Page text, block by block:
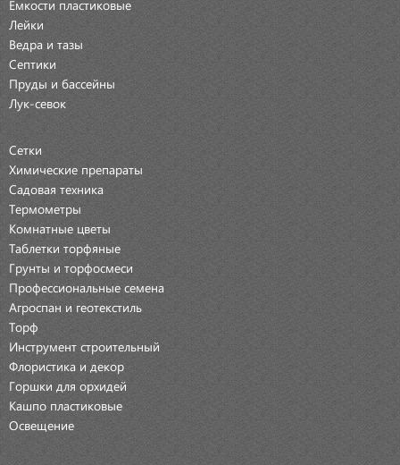
Емкости пластиковые
Лейки
Ведра и тазы
Септики
Пруды и бассейны
Лук-севок
Сетки
Химические препараты
Садовая техника
Термометры
Комнатные цветы
Таблетки торфяные
Грунты и торфосмеси
Профессиональные семена
Агроспан и геотекстиль
Торф
Инструмент строительный
Флористика и декор
Горшки для орхидей
Кашпо пластиковые
Освещение